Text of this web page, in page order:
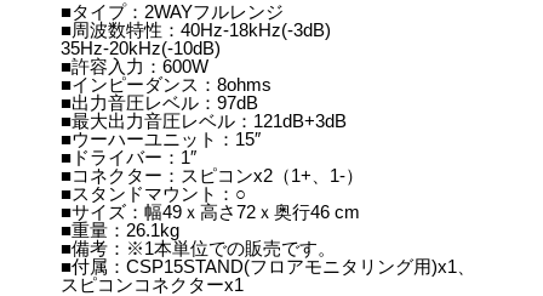
■タイプ：2WAYフルレンジ
■周波数特性：40Hz-18kHz(-3dB)
35Hz-20kHz(-10dB)
■許容入力：600W
■インピーダンス：8ohms
■出力音圧レベル：97dB
■最大出力音圧レベル：121dB+3dB
■ウーハーユニット：15″
■ドライバー：1″
■コネクター：スピコンx2（1+、1-）
■スタンドマウント：○
■サイズ：幅49ｘ高さ72ｘ奥行46 cm
■重量：26.1kg
■備考：※1本単位での販売です。
■付属：CSP15STAND(フロアモニタリング用)x1、
スピコンコネクターx1